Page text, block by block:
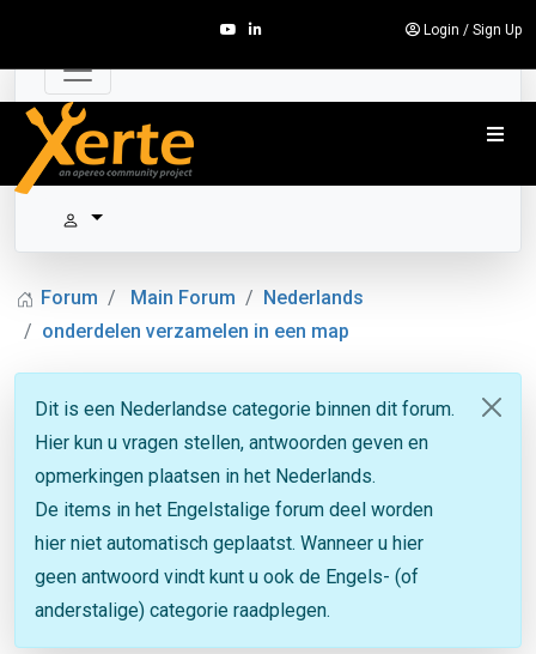
Login / Sign Up
Forum Main Forum
Nederlands
onderdelen verzamelen in een map
Dit is een Nederlandse categorie binnen dit forum.
Hier kun u vragen stellen, antwoorden geven en
opmerkingen plaatsen in het Nederlands.
De items in het Engelstalige forum deel worden
hier niet automatisch geplaatst. Wanneer u hier
geen antwoord vindt kunt u ook de Engels- (of
anderstalige) categorie raadplegen.